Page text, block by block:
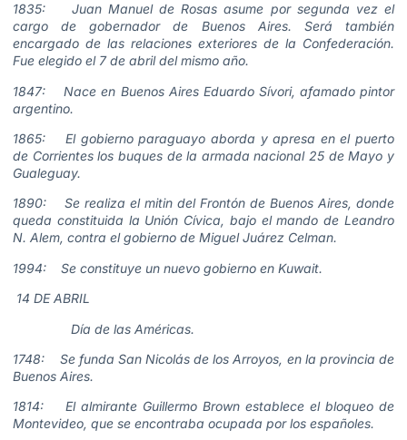
1835: Juan Manuel de Rosas asume por segunda vez el
cargo de gobernador de Buenos Aires. Será también
encargado de las relaciones exteriores de la Confederación.
Fue elegido el 7 de abril del mismo año.
1847: Nace en Buenos Aires Eduardo Sívori, afamado pintor
argentino.
1865: El gobierno paraguayo aborda y apresa en el puerto
de Corrientes los buques de la armada nacional 25 de Mayo y
Gualeguay.
1890: Se realiza el mitin del Frontón de Buenos Aires, donde
queda constituida la Unión Cívica, bajo el mando de Leandro
N. Alem, contra el gobierno de Miguel Juárez Celman.
1994: Se constituye un nuevo gobierno en Kuwait.
14 DE ABRIL
Día de las Américas.
1748: Se funda San Nicolás de los Arroyos, en la provincia de
Buenos Aires.
1814: El almirante Guillermo Brown establece el bloqueo de
Montevideo, que se encontraba ocupada por los españoles.